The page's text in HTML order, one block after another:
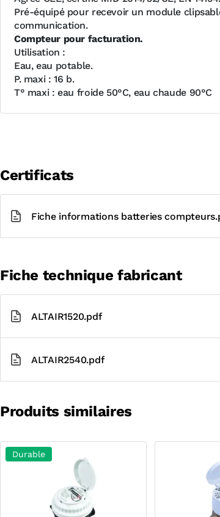
Pré-équipé pour recevoir un module
communication.
Compteur pour facturation.
Utilisation :
Eau, eau potable.
P. maxi : 16 b.
T° maxi : eau froide 50°C, eau chaude 90°C
Certificats
Fiche informations batteries
Fiche technique fabricant
ALTAIR1520.pdf
ALTAIR2540.pdf
Produits similaires
Durable